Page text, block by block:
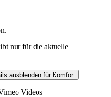
nur für die aktuelle
ausblenden für Komfort
Videos